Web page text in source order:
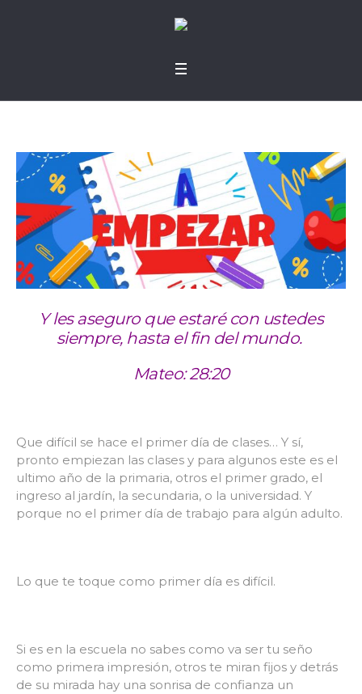
Y les aseguro que estaré con ustedes
siempre, hasta el fin del mundo.
Mateo: 28:20
Que difícil se hace el primer día de clases… Y sí,
pronto empiezan las clases y para algunos este es el
ultimo año de la primaria, otros el primer grado, el
ingreso al jardín, la secundaria, o la universidad. Y
porque no el primer día de trabajo para algún adulto.
Lo que te toque como primer día es difícil.
Si es en la escuela no sabes como va ser tu seño
como primera impresión, otros te miran fijos y detrás
de su mirada hay una sonrisa de confianza un